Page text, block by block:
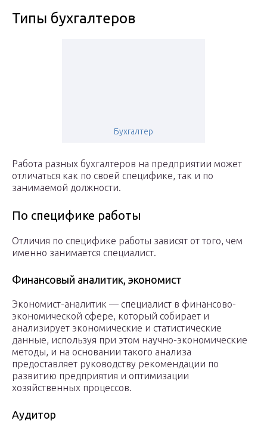
Типы бухгалтеров
Бухгалтер
Работа разных бухгалтеров на предприятии может
отличаться как по своей специфике, так и по
занимаемой должности.
По специфике работы
Отличия по специфике работы зависят от того, чем
именно занимается специалист.
Финансовый аналитик, экономист
Экономист-аналитик — специалист в финансово-
экономической сфере, который собирает и
анализирует экономические и статистические
данные, используя при этом научно-экономические
методы, и на основании такого анализа
предоставляет руководству рекомендации по
развитию предприятия и оптимизации
хозяйственных процессов.
Аудитор